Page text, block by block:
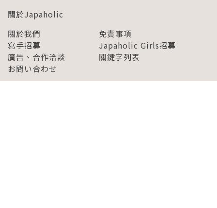
關於Japaholic
關於我們
免責事項
寫手招募
Japaholic Girls招募
廣告、合作洽談
關鍵字列表
お問い合わせ